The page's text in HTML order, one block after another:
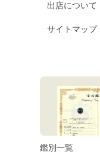
出店について
サイトマップ
鑑別一覧